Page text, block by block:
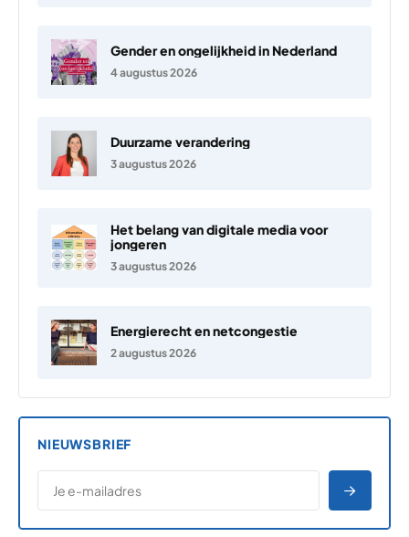
Gender en ongelijkheid in Nederland
4 augustus 2026
Duurzame verandering
3 augustus 2026
Het belang van digitale media voor
jongeren
3 augustus 2026
Energierecht en netcongestie
2 augustus 2026
NIEUWSBRIEF
E-MAILADRES
*